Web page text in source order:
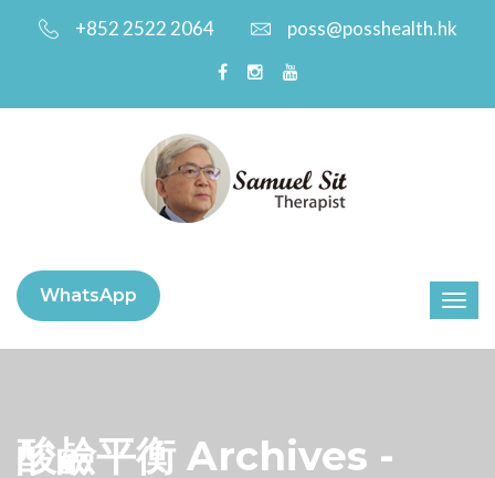
+852 2522 2064 poss@posshealth.hk
WhatsApp
酸鹼平衡 Archives -